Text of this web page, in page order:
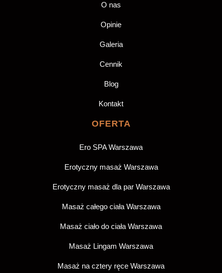
O nas
Opinie
Galeria
Cennik
Blog
Kontakt
OFERTA
Ero SPA Warszawa
Erotyczny masaż Warszawa
Erotyczny masaż dla par Warszawa
Masaż całego ciała Warszawa
Masaż ciało do ciała Warszawa
Masaż Lingam Warszawa
Masaż na cztery ręce Warszawa